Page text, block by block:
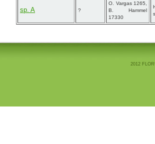
sp. A ?
O. Vargas 1265,
B. Hammel
17330
2012